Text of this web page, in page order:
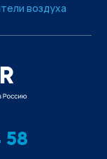
воздуха
58